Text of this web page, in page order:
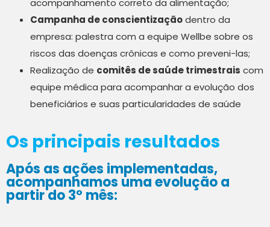
Campanha de conscientizaçãodentro da
empresa: palestra com a equipe Wellbe sobre os
riscos das doenças crônicas e como preveni-las;
Realização de comitês de saúde trimestrais com
equipe médica para acompanhar a evolução dos
beneficiários e suas particularidades de saúde
Os principais resultados
Após as ações implementadas,
acompanhamos uma evolução a
partir do 3° mês: